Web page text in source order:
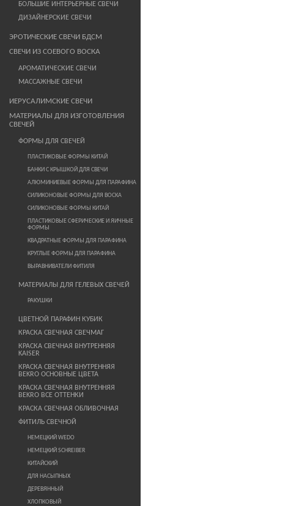
БОЛЬШИЕ ИНТЕРЬЕРНЫЕ СВЕЧИ
ДИЗАЙНЕРСКИЕ СВЕЧИ
ЭРОТИЧЕСКИЕ СВЕЧИ БДСМ
СВЕЧИ ИЗ СОЕВОГО ВОСКА
АРОМАТИЧЕСКИЕ СВЕЧИ
МАССАЖНЫЕ СВЕЧИ
ИЕРУСАЛИМСКИЕ СВЕЧИ
МАТЕРИАЛЫ ДЛЯ ИЗГОТОВЛЕНИЯ
СВЕЧЕЙ
ФОРМЫ ДЛЯ СВЕЧЕЙ
ПЛАСТИКОВЫЕ ФОРМЫ КИТАЙ
БАНКИ С КРЫШКОЙ ДЛЯ СВЕЧИ
АЛЮМИНИЕВЫЕ ФОРМЫ ДЛЯ ПАРАФИНА
СИЛИКОНОВЫЕ ФОРМЫ ДЛЯ ВОСКА
СИЛИКОНОВЫЕ ФОРМЫ КИТАЙ
ПЛАСТИКОВЫЕ СФЕРИЧЕСКИЕ И ЯИЧНЫЕ
ФОРМЫ
КВАДРАТНЫЕ ФОРМЫ ДЛЯ ПАРАФИНА
КРУГЛЫЕ ФОРМЫ ДЛЯ ПАРАФИНА
ВЫРАВНИВАТЕЛИ ФИТИЛЯ
МАТЕРИАЛЫ ДЛЯ ГЕЛЕВЫХ СВЕЧЕЙ
РАКУШКИ
ЦВЕТНОЙ ПАРАФИН КУБИК
КРАСКА СВЕЧНАЯ СВЕЧМАГ
КРАСКА СВЕЧНАЯ ВНУТРЕННЯЯ
KAISER
КРАСКА СВЕЧНАЯ ВНУТРЕННЯЯ
BEKRO ОСНОВНЫЕ ЦВЕТА
КРАСКА СВЕЧНАЯ ВНУТРЕННЯЯ
BEKRO ВСЕ ОТТЕНКИ
КРАСКА СВЕЧНАЯ ОБЛИВОЧНАЯ
ФИТИЛЬ СВЕЧНОЙ
НЕМЕЦКИЙ WEDO
НЕМЕЦКИЙ SCHREIBER
КИТАЙСКИЙ
ДЛЯ НАСЫПНЫХ
ДЕРЕВЯННЫЙ
ХЛОПКОВЫЙ